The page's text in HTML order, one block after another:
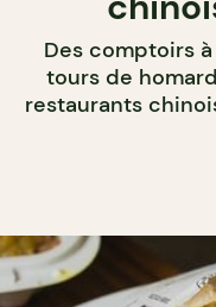
Des comptoirs
tours de
restaurants